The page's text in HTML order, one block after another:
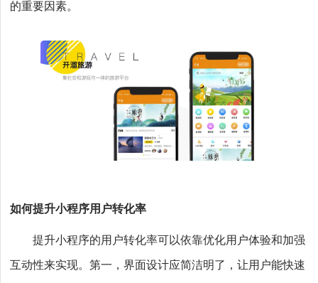
的重要因素。
如何提升小程序用户转化率
提升小程序的用户转化率可以依靠优化用户体验和加强
互动性来实现。第一，界面设计应简洁明了，让用户能快速